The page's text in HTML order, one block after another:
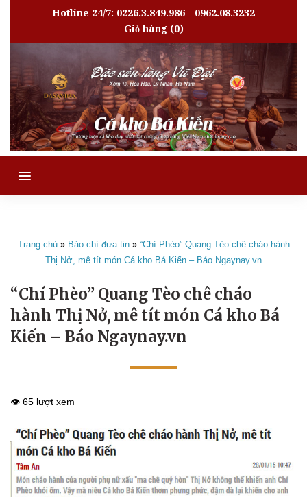
Hotline 24/7: 0226.3.849.986 - 0962.08.3232
Giỏ hàng(0)
MENU
Trang chủ» Báo chí đưa tin» “Chí Phèo” Quang Tèo chê cháo hành
Thị Nở, mê tít món Cá kho Bá Kiến – Báo Ngaynay.vn
“Chí Phèo” Quang Tèo chê cháo
hành Thị Nở, mê tít món Cá kho Bá
Kiến – Báo Ngaynay.vn
👁️ 65 lượt xem